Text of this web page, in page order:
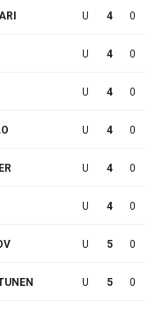
U 4 0
U 4 0
U 4 0
U 4 0
U 4 0
U 4 0
U 5 0
U 5 0